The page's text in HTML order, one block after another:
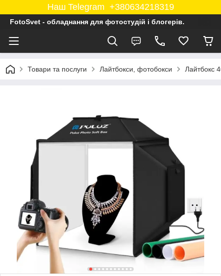
Наш Telegram +380634218319
FotoSvet - обладнання для фотостудій і блогерів.
Товари та послуги Лайтбокси, фотобокси Лайтбокс